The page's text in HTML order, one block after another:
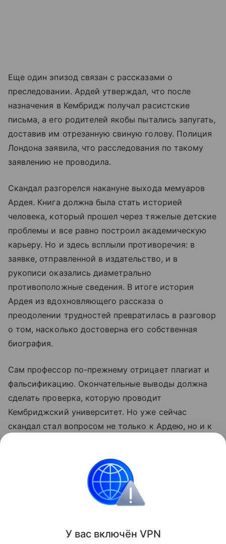
Еще один эпизод связан с рассказами о
преследовании. Ардей утверждал, что после
назначения в Кембридж получал расистские
письма, а его родителей якобы пытались запугать,
доставив им отрезанную свиную голову. Полиция
Лондона заявила, что расследования по такому
заявлению не проводила.
Скандал разгорелся накануне выхода мемуаров
Ардея. Книга должна была стать историей
человека, который прошел через тяжелые детские
проблемы и все равно построил академическую
карьеру. Но и здесь всплыли противоречия: в
заявке, отправленной в издательство, и в
рукописи оказались диаметрально
противоположные сведения. В итоге история
Ардея из вдохновляющего рассказа о
преодолении трудностей превратилась в разговор
о том, насколько достоверна его собственная
биография.
Сам профессор по-прежнему отрицает плагиат и
фальсификацию. Окончательные выводы должна
сделать проверка, которую проводит
Кембриджский университет. Но уже сейчас
скандал стал вопросом не только к Ардею, но и к
наука Новости
Поделиться
У вас включён VPN